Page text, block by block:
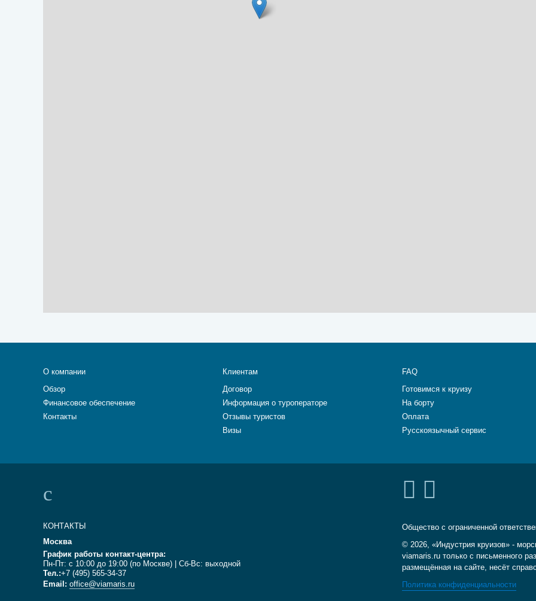
О компании
Обзор
Финансовое обеспечение
Контакты
Клиентам
Договор
Информация о туроператоре
Отзывы туристов
Визы
FAQ
Готовимся к круизу
На борту
Оплата
Русскоязычный сервис
КОНТАКТЫ
Москва
График работы контакт-центра:
Пн-Пт: с 10:00 до 19:00 (по Москве) | Сб-Вс: выходной
Тел.:+7 (495) 565-34-37
Email: office@viamaris.ru
Общество с ограниченной
© 2026, «Индустрия круизов» -
viamaris.ru только с письменного
размещённая на сайте, несёт
Политика конфиденциальности